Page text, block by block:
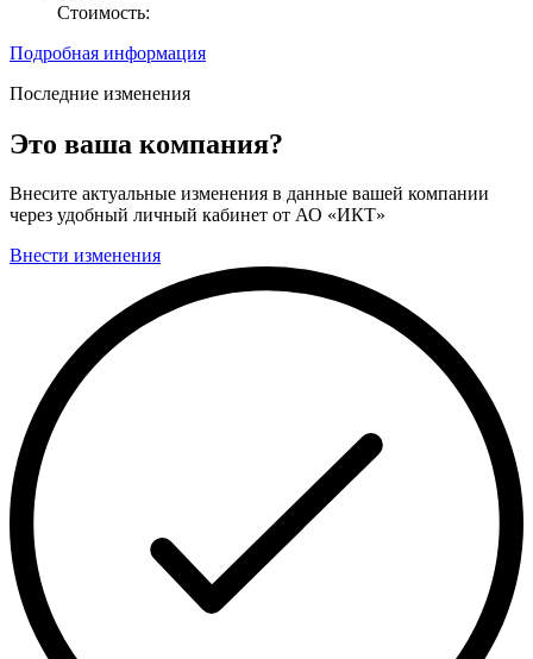
Стоимость:
Подробная информация
Последние изменения
Это ваша компания?
Внесите актуальные изменения в данные вашей компании
через удобный личный кабинет от АО «ИКТ»
Внести изменения